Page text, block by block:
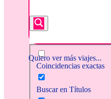
Quiero ver más viajes...
Coincidencias exactas
Buscar en Títulos